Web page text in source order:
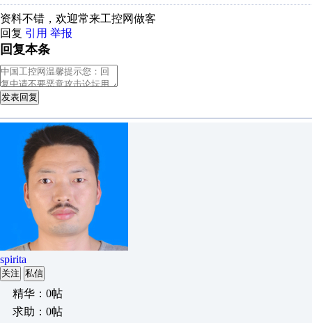
资料不错，欢迎常来工控网做客
回复 引用 举报
回复本条
发表回复
spirita
关注 私信
精华：0帖
求助：0帖